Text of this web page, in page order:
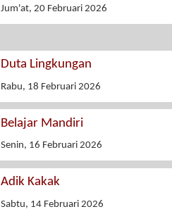
Jum'at, 20 Februari 2026
Duta Lingkungan
Rabu, 18 Februari 2026
Belajar Mandiri
Senin, 16 Februari 2026
Adik Kakak
Sabtu, 14 Februari 2026